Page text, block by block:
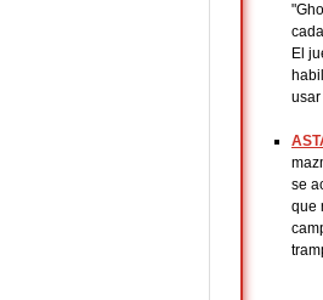
El
se
que